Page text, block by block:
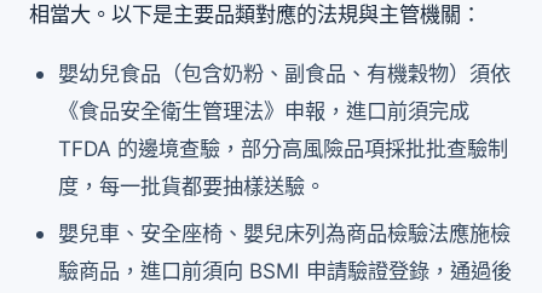
相當大。以下是主要品類對應的法規與主管機關：
嬰幼兒食品（包含奶粉、副食品、有機穀物）須依
《食品安全衛生管理法》申報，進口前須完成
TFDA 的邊境查驗，部分高風險品項採批批查驗制
度，每一批貨都要抽樣送驗。
嬰兒車、安全座椅、嬰兒床列為商品檢驗法應施檢
驗商品，進口前須向 BSMI 申請驗證登錄，通過後